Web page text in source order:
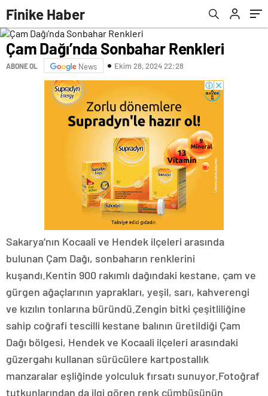
Finike Haber
Çam Dağı’nda Sonbahar Renkleri
ABONE OL News Ekim 28, 2024 22:28
Sakarya’nın Kocaali ve Hendek ilçeleri arasında
bulunan Çam Dağı, sonbaharın renklerini
kuşandı.Kentin 900 rakımlı dağındaki kestane, çam ve
gürgen ağaçlarının yaprakları, yeşil, sarı, kahverengi
ve kızılın tonlarına büründü.Zengin bitki çeşitliliğine
sahip coğrafi tescilli kestane balının üretildiği Çam
Dağı bölgesi, Hendek ve Kocaali ilçeleri arasındaki
güzergahı kullanan sürücülere kartpostallık
manzaralar eşliğinde yolculuk fırsatı sunuyor.Fotoğraf
tutkunlarından da ilgi gören renk cümbüşünün